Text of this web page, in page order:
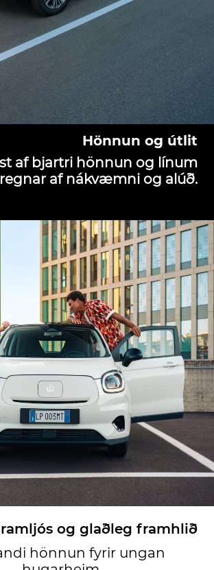
Hönnun og útlit
af bjartri hönnun og línum
af nákvæmni og alúð.
og glaðleg framhlið
hönnun fyrir ungan